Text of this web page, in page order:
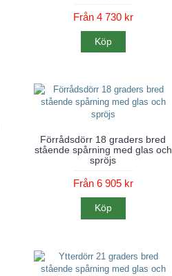
Från 4 730 kr
Köp
Förrådsdörr 18 graders bred
stående spårning med glas och
spröjs
Från 6 905 kr
Köp